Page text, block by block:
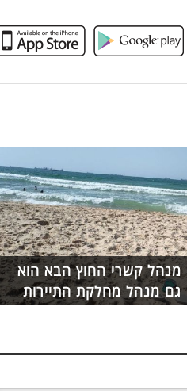
מנהל קשרי החוץ הבא הוא
גם מנהל מחלקת התיירות